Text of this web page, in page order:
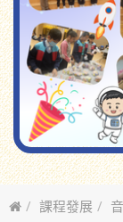
課程發展